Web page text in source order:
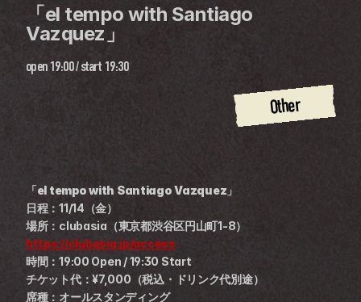
「el tempo with Santiago
Vazquez」
open 19:00 / start 19:30
Other
「el tempo with Santiago Vazquez」
日程：11/14（金）
場所：clubasia（東京都渋谷区円山町1-8）
https://clubasia.jp/access
時間：19:00 Open / 19:30 Start
チケット代：¥7,000（税込・ドリンク代別途）
席種：オールスタンディング